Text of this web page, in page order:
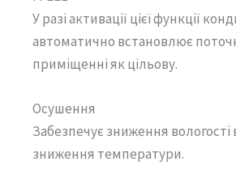
У разі активації цієї функції
автоматично встановлює
приміщенні як цільову.
Осушення
Забезпечує зниження
зниження температури.